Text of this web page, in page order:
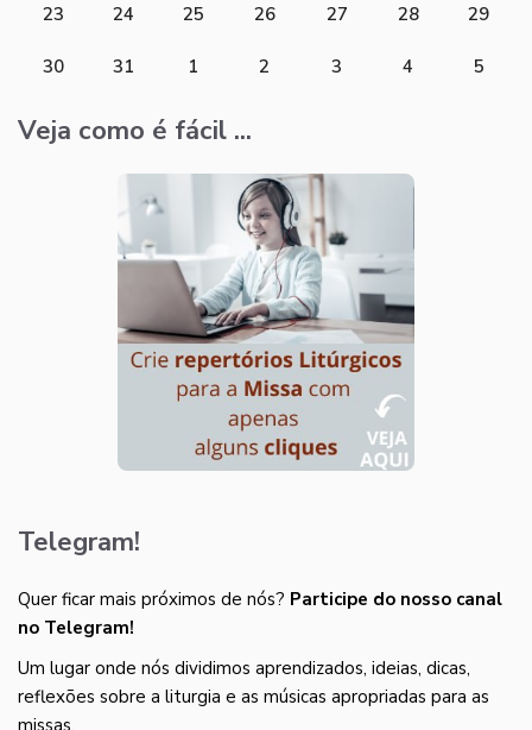
23 24 25 26 27 28 29
30 31 1 2 3 4 5
Veja como é fácil ...
Telegram!
Quer ficar mais próximos de nós? Participe do nosso canal
no Telegram!
Um lugar onde nós dividimos aprendizados, ideias, dicas,
reflexões sobre a liturgia e as músicas apropriadas para as
missas.